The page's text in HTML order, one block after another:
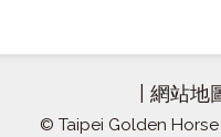
網站地
© Taipei Golden